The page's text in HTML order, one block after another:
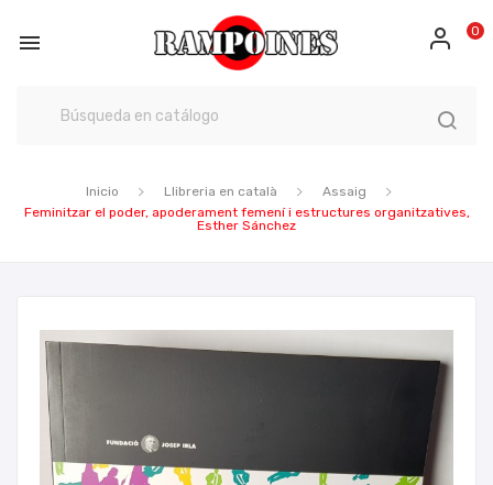
 0
Inicio Llibreria en català
Assaig
Feminitzar el poder, apoderament femení i estructures organitzatives,
Esther Sánchez